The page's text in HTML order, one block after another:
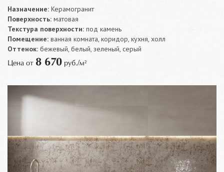
Назначение: Керамогранит
Поверхность: матовая
Текстура поверхности: под камень
Помещение: ванная комната, коридор, кухня, холл
Оттенок: бежевый, белый, зеленый, серый
Цена от 8 670 руб./м²